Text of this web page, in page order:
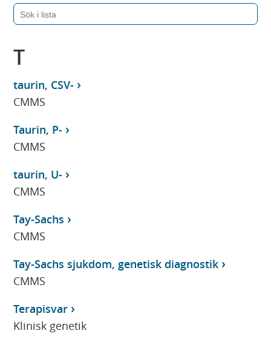
T
taurin, CSV-
CMMS
Taurin, P-
CMMS
taurin, U-
CMMS
Tay-Sachs
CMMS
Tay-Sachs sjukdom, genetisk diagnostik
CMMS
Terapisvar
Klinisk genetik